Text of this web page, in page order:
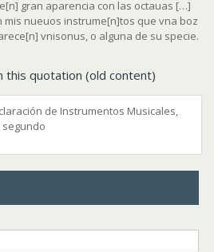
gran aparencia con las octauas […]
mis nueuos instrume[n]tos que vna boz
vnisonus, o alguna de su specie.
this quotation (old content)
de Instrumentos Musicales,
segundo